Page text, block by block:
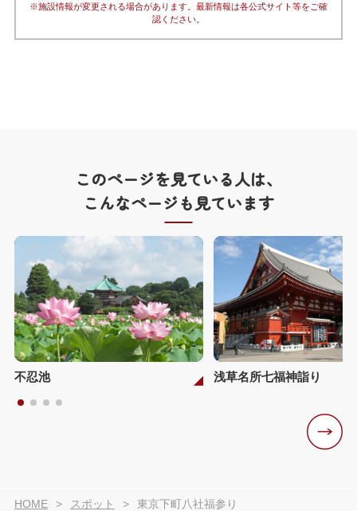
※施設情報が変更される場合があります。最新情報は各公式サイト等をご確
認ください。
このページを見ている人は、
こんなページも見ています
不忍池 浅草名所七福神詣り
HOME スポット 東京下町八社福参り